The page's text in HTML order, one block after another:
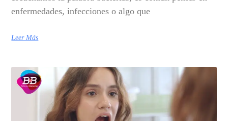
enfermedades, infecciones o algo que
Leer Más